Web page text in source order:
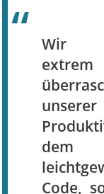
Wir
unserer
dem
Code,